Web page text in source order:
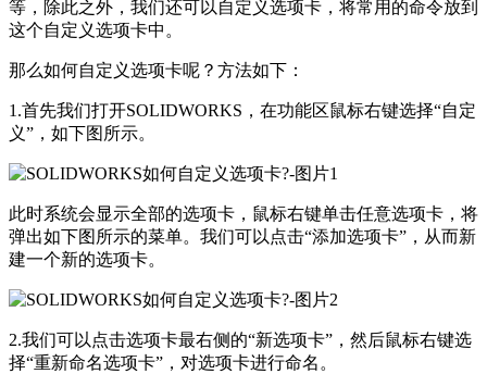
等，除此之外，我们还可以自定义选项卡，将常用的命令放到
这个自定义选项卡中。
那么如何自定义选项卡呢？方法如下：
1.首先我们打开SOLIDWORKS，在功能区鼠标右键选择“自定
义”，如下图所示。
此时系统会显示全部的选项卡，鼠标右键单击任意选项卡，将
弹出如下图所示的菜单。我们可以点击“添加选项卡”，从而新
建一个新的选项卡。
2.我们可以点击选项卡最右侧的“新选项卡”，然后鼠标右键选
择“重新命名选项卡”，对选项卡进行命名。